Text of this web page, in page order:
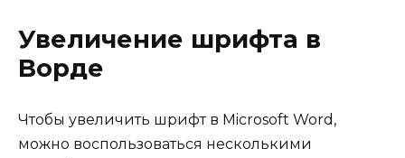
Увеличение шрифта в
Ворде
Чтобы увеличить шрифт в Microsoft Word,
можно воспользоваться несколькими